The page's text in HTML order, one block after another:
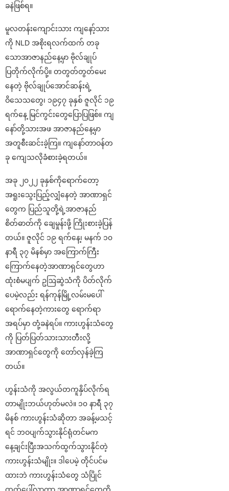
ခနဲဖြစ်ရ။
မူလတန်းကျောင်းသား ကျနော့်သား
ကို NLD အစိုးရလက်ထက် တခု
သောအာဇာနည်နေ့မှာ ဗိုလ်ချုပ်
ပြတိုက်လိုက်ပို့။ တတွတ်တွတ်မေး
နေတဲ့ ဗိုလ်ချုပ်အောင်ဆန်းရဲ့
ဝိသေသတွေ၊ ၁၉၄၇ ခုနှစ် ဇူလိုင် ၁၉
ရက်နေ့ မြင်ကွင်းတွေပြောပြဖြစ်။ ကျ
နော်တို့သားအဖ အာဇာနည်နေ့မှာ
အတူစီးဆင်းခဲ့ကြ။ ကျနော်တာဝန်တ
ခု ကျေသလိုခံစားခဲ့ရတယ်။
အခု ၂၀၂၂ ခုနှစ်ကိုရောက်တော့
အရူးသွေးပြည့်လျှံနေတဲ့ အာဏာရှင်
တွေက ပြည်သူတို့ရဲ့အာဇာနည်
စိတ်ဓာတ်ကို ချေမှုန်းဖို့ ကြိုးစားခဲ့ပြန်
တယ်။ ဇူလိုင် ၁၉ ရက်နေ့၊ မနက် ၁၀
နာရီ ၃၇ မိနစ်မှာ အကြောက်ကြီး
ကြောက်နေတဲ့အာဏာရှင်တွေဟာ
ထုံးစံမပျက် ဥဩဆွဲသံကို ပိတ်လိုက်
ပေမဲ့လည်း ရန်ကုန်မြို့လမ်းမပေါ်
ရောက်နေတဲ့ကားတွေ ရောက်ရာ
အရပ်မှာ တုံ့ခနဲရပ်။ ကားဟွန်းသံတွေ
ကို ပြတ်ပြတ်သားသားတီးလို့
အာဏာရှင်တွေကို တော်လှန်ခဲ့ကြ
တယ်။
ဟွန်းသံကို အလွယ်တကူနှိပ်လိုက်ရ
တာမျိုးဘယ်ဟုတ်မလဲ။ ၁၀ နာရီ ၃၇
မိနစ် ကားဟွန်းသံဆိုတာ အခန့်မသင့်
ရင် ဘဝပျက်သွားနိုင်ရုံတင်မက
နေ့ချင်းပြီးအသက်ထွက်သွားနိုင်တဲ့
ကားဟွန်းသံမျိုး။ ဒါပေမဲ့ တိုင်ပင်မ
ထားဘဲ ကားဟွန်းသံတွေ သံပြိုင်